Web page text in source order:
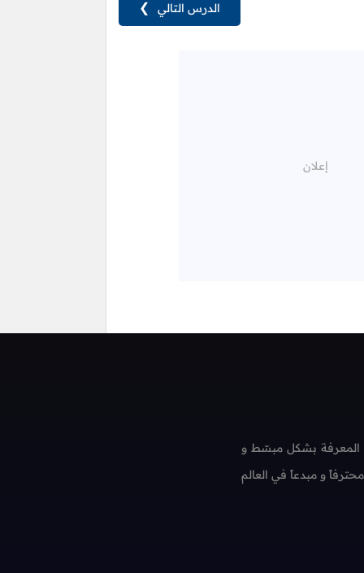
الدرس التالي ❯
المعرفة بشكل مبسّط و
و مبدعاً في العالم